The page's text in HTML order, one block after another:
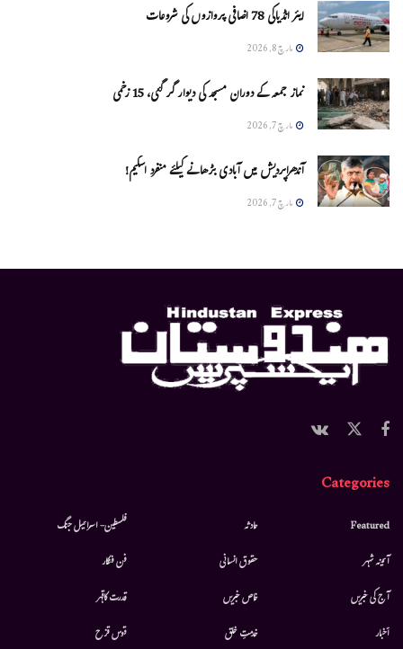
ایئر انڈیاکی 78 اضافی پروازوں کی شروعات
مارچ 8, 2026
نماز جمعہ کے دوران مسجد کی دیوار گر گئی، 15 زخمی
مارچ 7, 2026
آندھراپردیش میں آبادی بڑھانے کیلئے منفرد اسکیم!
مارچ 7, 2026
Categories
Featured
آئینہ شہر
آج کی خبریں
أخبار
حادثہ
حقوق انسانی
خاص خبریں
خدمتِ خلق
فلسطین- اسرائیل جنگ
فن فنکار
قدرت کاقہر
قوس قزح